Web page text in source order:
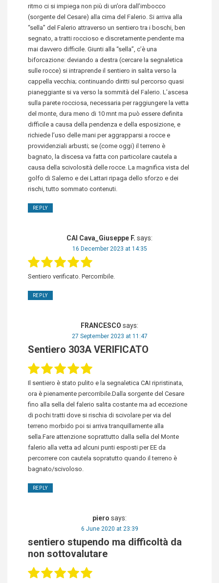
ritmo ci si impiega non più di un’ora dall’imbocco
(sorgente del Cesare) alla cima del Falerio. Si arriva alla
“sella” del Falerio attraverso un sentiero tra i boschi, ben
segnato, a tratti roccioso e discretamente pendente ma
mai davvero difficile. Giunti alla “sella”, c’è una
biforcazione: deviando a destra (cercare la segnaletica
sulle rocce) si intraprende il sentiero in salita verso la
cappella vecchia; continuando diritti sul percorso quasi
pianeggiante si va verso la sommità del Falerio. L’ascesa
sulla parete rocciosa, necessaria per raggiungere la vetta
del monte, dura meno di 10 mnt ma può essere definita
difficile a causa della pendenza e della esposizione, e
richiede l’uso delle mani per aggrapparsi a rocce e
provvidenziali arbusti; se (come oggi) il terreno è
bagnato, la discesa va fatta con particolare cautela a
causa della scivolosità delle rocce. La magnifica vista del
golfo di Salerno e dei Lattari ripaga dello sforzo e dei
rischi, tutto sommato contenuti.
REPLY
CAI Cava_Giuseppe F. says:
16 December 2023 at 14:35
Sentiero verificato. Percorribile.
REPLY
FRANCESCO says:
27 September 2023 at 11:47
Sentiero 303A VERIFICATO
Il sentiero è stato pulito e la segnaletica CAI ripristinata,
ora è pienamente percorribile.Dalla sorgente del Cesare
fino alla sella del falerio salita costante ma ad eccezione
di pochi tratti dove si rischia di scivolare per via del
terreno morbido poi si arriva tranquillamente alla
sella.Fare attenzione soprattutto dalla sella del Monte
falerio alla vetta ad alcuni punti esposti per EE da
percorrere con cautela sopratutto quando il terreno è
bagnato/scivoloso.
REPLY
piero says:
6 June 2020 at 23:39
sentiero stupendo ma difficoltà da
non sottovalutare